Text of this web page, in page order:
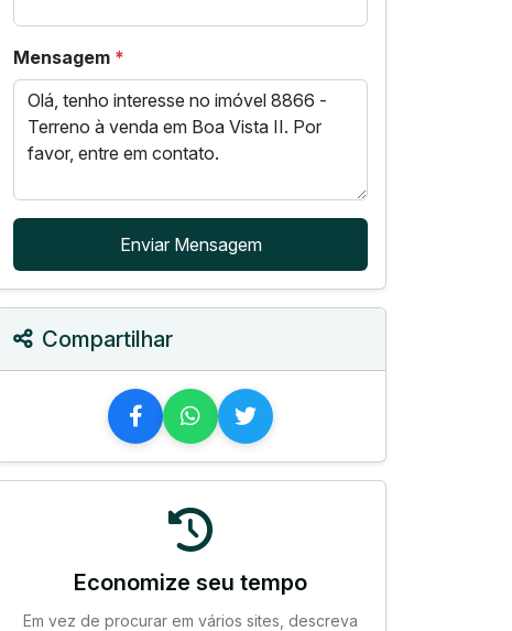
Mensagem *
Enviar Mensagem
Compartilhar
Economize seu tempo
Em vez de procurar em vários sites, descreva